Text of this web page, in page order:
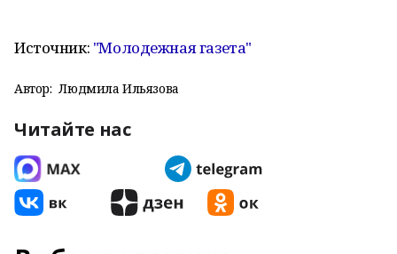
Источник: "Молодежная газета"
Автор: Людмила Ильязова
Читайте нас